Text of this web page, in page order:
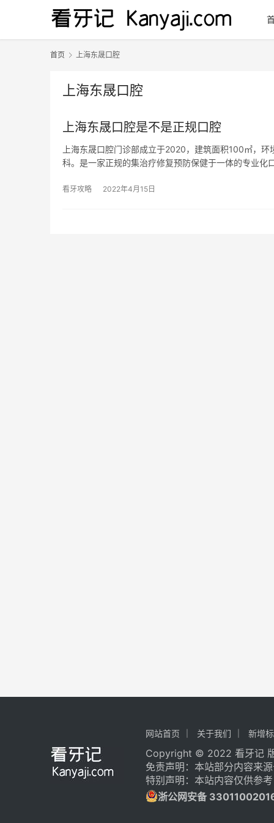
首页 上海东晟口腔
上海东晟口腔
上海东晟口腔是不是正规口腔
上海东晟口腔门诊部成立于2020，建筑面积100㎡，
科。是一家正规的集治疗修复预防保健于一体的专业化
看牙攻略 2022年4月15日
网站首页 关于我们 新增
Copyright © 2022 看牙记
免责声明：本站部分内容来
特别声明：本站内容仅供参
浙公网安备